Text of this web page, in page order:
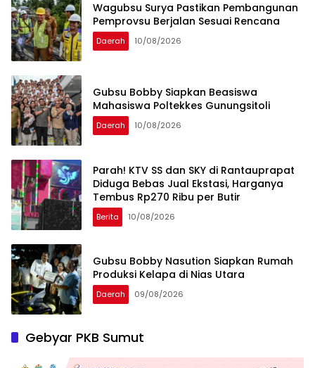
Wagubsu Surya Pastikan Pembangunan
Pemprovsu Berjalan Sesuai Rencana
Daerah 10/08/2026
Gubsu Bobby Siapkan Beasiswa
Mahasiswa Poltekkes Gunungsitoli
Daerah 10/08/2026
Parah! KTV SS dan SKY di Rantauprapat
Diduga Bebas Jual Ekstasi, Harganya
Tembus Rp270 Ribu per Butir
Berita 10/08/2026
Gubsu Bobby Nasution Siapkan Rumah
Produksi Kelapa di Nias Utara
Daerah 09/08/2026
Gebyar PKB Sumut